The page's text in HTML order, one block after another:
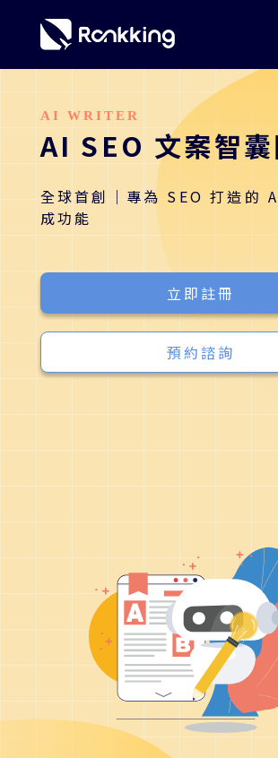
AI WRITER
AI SEO 文案智囊
全球首創｜專為 SEO 打造的
成功能
立即註冊
預約諮詢
姓名*
電話*
電子信箱*
諮詢內容
確認